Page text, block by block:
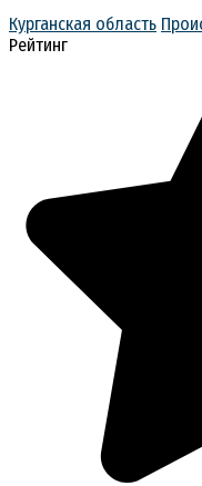
Курганская область
Рейтинг